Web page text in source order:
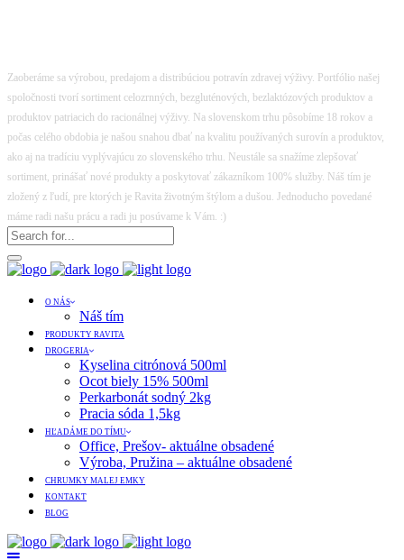
Zaoberáme sa výrobou, predajom a distribúciou potravín zdravej výživy. Portfólio našej
spoločnosti tvorí sortiment celozrnných, bezgluténových, bezlaktózových produktov a
produktov patriacich do racionálnej výživy. Na slovenskom trhu pôsobíme 18 rokov a
počas celého obdobia je našou snahou dbať na kvalitu používaných surovín a produktov,
ako aj na tradíciu vyplývajúcu zo slovenského trhu. Neustále sa snažíme zlepšovať
sortiment, prinášať nové produkty a poskytovať zákazníkom 100% služby. Náš tím je
zložený z ľudí, pre ktorých je Ravita životným štýlom a dušou. Jednoducho povedané
máme radi našu prácu a radi ju posúvame k Vám. :)
O NÁS
Náš tím
PRODUKTY RAVITA
DROGERIA
Kyselina citrónová 500ml
Ocot biely 15% 500ml
Perkarbonát sodný 2kg
Pracia sóda 1,5kg
HĽADÁME DO TÍMU
Office, Prešov- aktuálne obsadené
Výroba, Pružina – aktuálne obsadené
CHRUMKY MALEJ EMKY
KONTAKT
BLOG